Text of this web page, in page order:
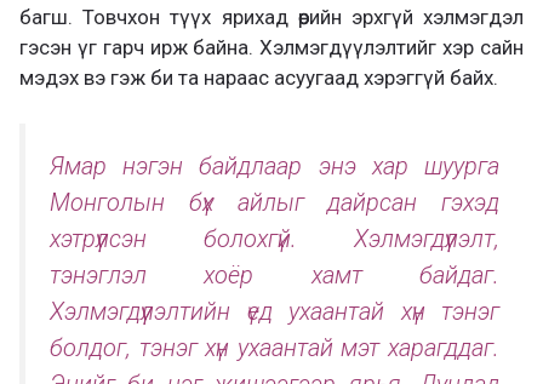
багш. Товчхон түүх ярихад өөрийн эрхгүй хэлмэгдэл
гэсэн үг гарч ирж байна. Хэлмэгдүүлэлтийг хэр сайн
мэдэх вэ гэж би та нараас асуугаад хэрэггүй байх.
Ямар нэгэн байдлаар энэ хар шуурга
Монголын бүх айлыг дайрсан гэхэд
хэтрүүлсэн болохгүй. Хэлмэгдүүлэлт,
тэнэглэл хоёр хамт байдаг.
Хэлмэгдүүлэлтийн үед ухаантай хүн тэнэг
болдог, тэнэг хүн ухаантай мэт харагддаг.